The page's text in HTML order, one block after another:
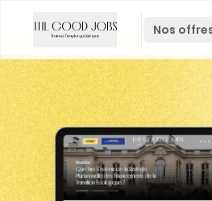
Nos